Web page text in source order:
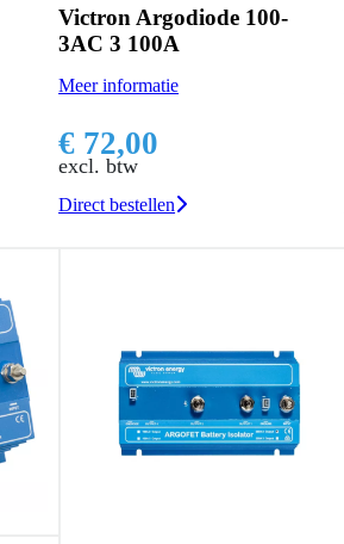
Victron Argodiode 100-
3AC 3 100A
Meer informatie
€ 72,00
excl. btw
Direct bestellen